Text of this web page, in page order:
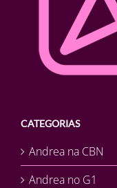
CATEGORIAS
Andrea na CBN
Andrea no G1